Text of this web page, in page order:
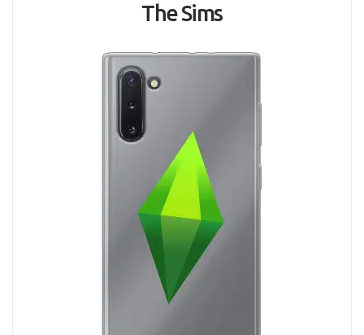
The Sims